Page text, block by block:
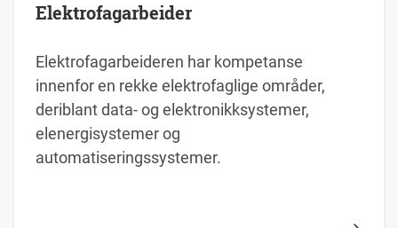
Elektrofagarbeider
Elektrofagarbeideren har kompetanse
innenfor en rekke elektrofaglige områder,
deriblant data- og elektronikksystemer,
elenergisystemer og
automatiseringssystemer.